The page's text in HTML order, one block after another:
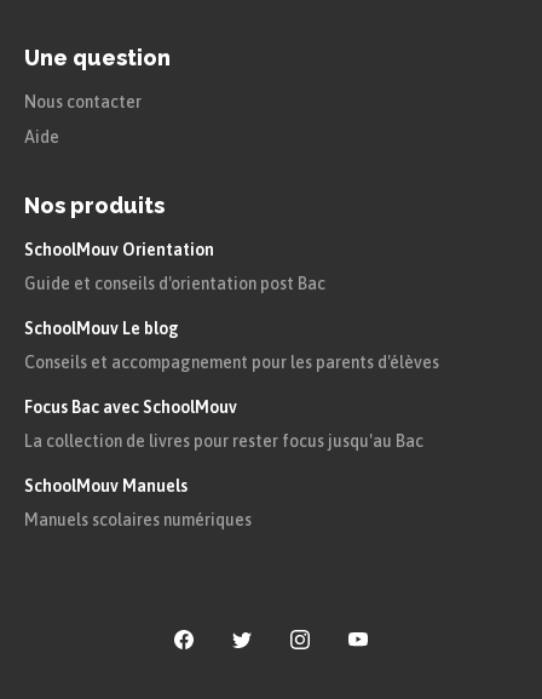
Une question
Nous contacter
Aide
Nos produits
SchoolMouv Orientation
Guide et conseils d'orientation post Bac
SchoolMouv Le blog
Conseils et accompagnement pour les parents d'élèves
Focus Bac avec SchoolMouv
La collection de livres pour rester focus jusqu'au Bac
SchoolMouv Manuels
Manuels scolaires numériques